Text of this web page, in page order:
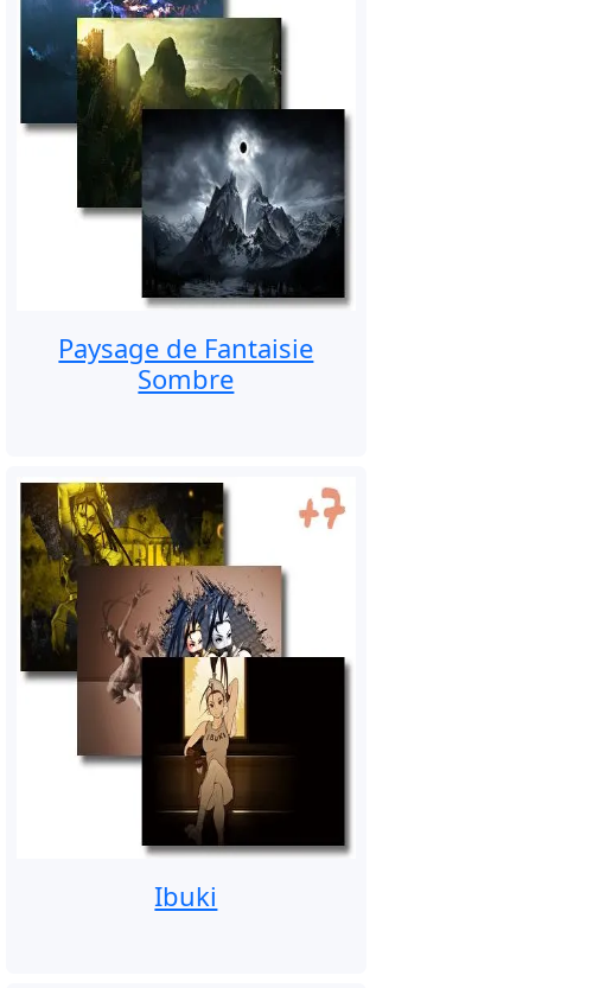
Paysage de Fantaisie
Sombre
Ibuki